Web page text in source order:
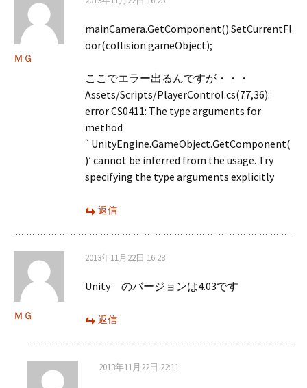
ＭＧ
mainCamera.GetComponent().SetCurrentFl
oor(collision.gameObject);
ここでエラー出るんですが・・・
Assets/Scripts/PlayerControl.cs(77,36):
error CS0411: The type arguments for
method
`UnityEngine.GameObject.GetComponent(
)’ cannot be inferred from the usage. Try
specifying the type arguments explicitly
返信
ＭＧ
2013年11月22日 16:28
Unity のバージョンは4.03です
返信
2013年11月22日 22:11